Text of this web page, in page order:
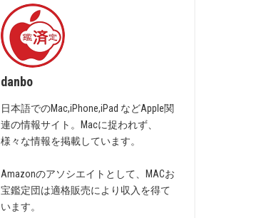
danbo
日本語でのMac,iPhone,iPad などApple関
連の情報サイト。Macに捉われず、
様々な情報を掲載しています。
Amazonのアソシエイトとして、MACお
宝鑑定団は適格販売により収入を得て
います。